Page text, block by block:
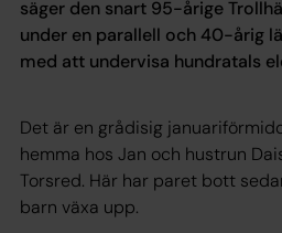
säger den snart 95-årige
under en parallell och 40-årig
med att undervisa hundratals
Det är en grådisig
hemma hos Jan och hustrun
Torsred. Här har paret bott
barn växa upp.